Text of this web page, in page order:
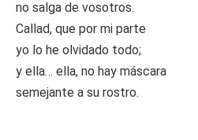
no salga de vosotros.
Callad, que por mi parte
yo lo he olvidado todo;
y ella… ella, no hay máscara
semejante a su rostro.